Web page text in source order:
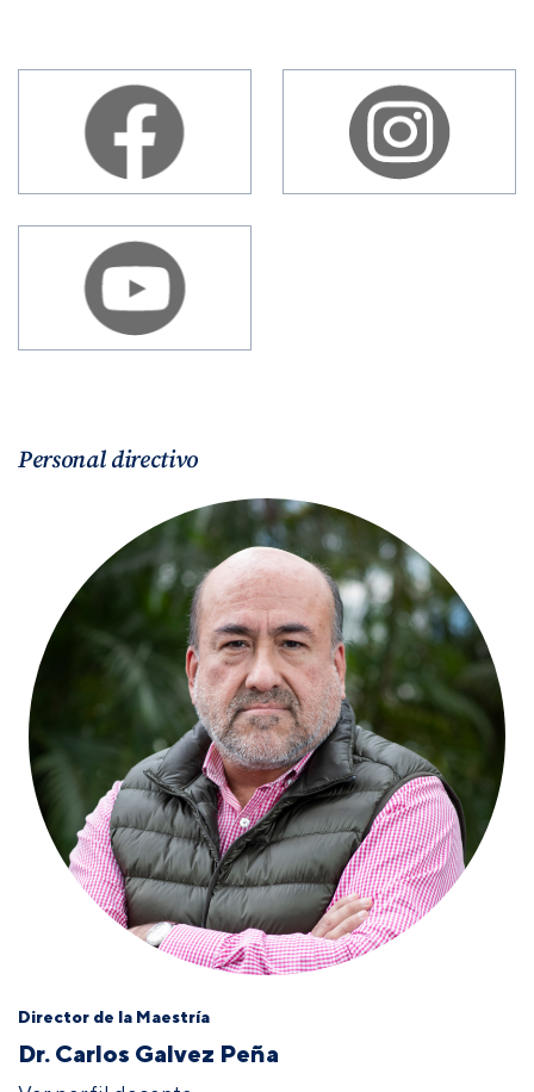
Personal directivo
Director de la Maestría
Dr. Carlos Galvez Peña